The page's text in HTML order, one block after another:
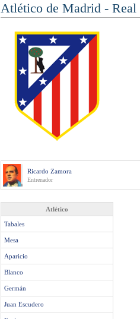
Atlético de Madrid - Real
Ricardo Zamora
Entrenador
Atlético
Tabales
Mesa
Aparicio
Blanco
Germán
Juan Escudero